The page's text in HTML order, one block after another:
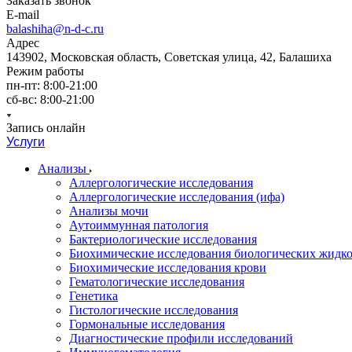
E-mail
balashiha@n-d-c.ru
Адрес
143902, Московская область, Советская улица, 42, Балашиха
Режим работы
пн-пт: 8:00-21:00
сб-вс: 8:00-21:00
Запись онлайн
Услуги
Анализы
Аллергологические исследования
Аллергологические исследования (ифа)
Анализы мочи
Аутоиммунная патология
Бактериологические исследования
Биохимические исследования биологических
Биохимические исследования крови
Гематологические исследования
Генетика
Гистологические исследования
Гормональные исследования
Диагностические профили исследований